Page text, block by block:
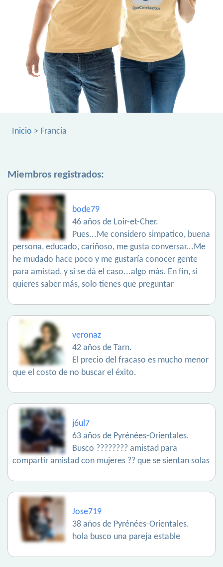
Inicio > Francia
Miembros registrados:
bode79
46 años de Loir-et-Cher.
Pues...Me considero simpatico, buena
persona, educado, cariñoso, me gusta conversar...Me
he mudado hace poco y me gustaría conocer gente
para amistad, y si se dá el caso...algo más. En fin, si
quieres saber más, solo tienes que preguntar
veronaz
42 años de Tarn.
El precio del fracaso es mucho menor
que el costo de no buscar el éxito.
j6ul7
63 años de Pyrénées-Orientales.
Busco ???????? amistad para
compartir amistad con mujeres ?? que se sientan solas
Jose719
38 años de Pyrénées-Orientales.
hola busco una pareja estable